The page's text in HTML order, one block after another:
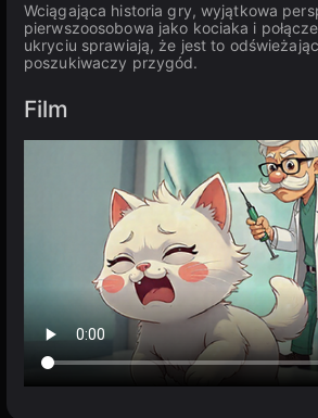
Wciągająca historia gry, wyjątkowa
pierwszoosobowa jako kociaka i
ukryciu sprawiają, że jest to
poszukiwaczy przygód.
Film